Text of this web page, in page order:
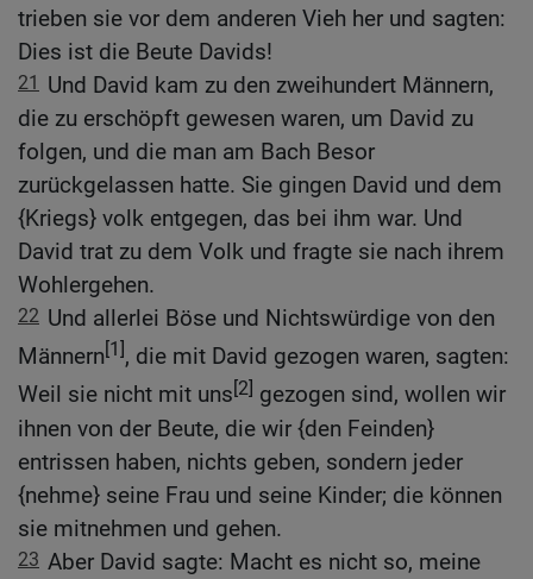
trieben sie vor dem anderen Vieh her und sagten:
Dies ist die Beute Davids!
21 Und David kam zu den zweihundert Männern,
die zu erschöpft gewesen waren, um David zu
folgen, und die man am Bach Besor
zurückgelassen hatte. Sie gingen David und dem
{Kriegs} volk entgegen, das bei ihm war. Und
David trat zu dem Volk und fragte sie nach ihrem
Wohlergehen.
22 Und allerlei Böse und Nichtswürdige von den
Männern[1], die mit David gezogen waren, sagten:
Weil sie nicht mit uns[2] gezogen sind, wollen wir
ihnen von der Beute, die wir {den Feinden}
entrissen haben, nichts geben, sondern jeder
{nehme} seine Frau und seine Kinder; die können
sie mitnehmen und gehen.
23 Aber David sagte: Macht es nicht so, meine